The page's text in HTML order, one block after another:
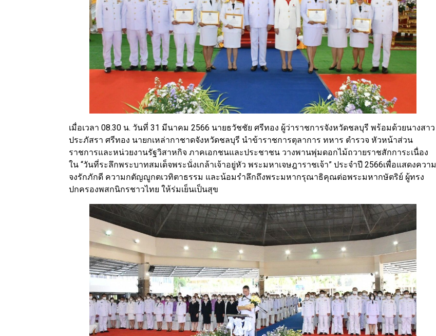
เมื่อเวลา 08.30 น. วันที่ 31 มีนาคม 2566 นายธวัชชัย ศรีทอง ผู้ว่าราชการจังหวัดชลบุรี พร้อมด้วยนางสาว
ประภัสรา ศรีทอง นายกเหล่ากาชาดจังหวัดชลบุรี นำข้าราชการตุลาการ ทหาร ตำรวจ หัวหน้าส่วน
ราชการและหน่วยงานรัฐวิสาหกิจ ภาคเอกชนและประชาชน วางพานพุ่มดอกไม้ถวายราชสักการะเนื่อง
ใน “วันที่ระลึกพระบาทสมเด็จพระนั่งเกล้าเจ้าอยู่หัว พระมหาเจษฎาราชเจ้า” ประจำปี 2566เพื่อแสดงความ
จงรักภักดี ความกตัญญูกตเวทิตาธรรม และน้อมรำลึกถึงพระมหากรุณาธิคุณต่อพระมหากษัตริย์ ผู้ทรง
ปกครองพสกนิกรชาวไทย ให้ร่มเย็นเป็นสุข